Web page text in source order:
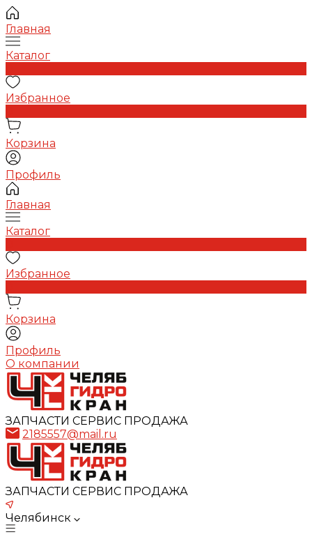
Главная
Каталог
Избранное
Корзина
Профиль
Главная
Каталог
Избранное
Корзина
Профиль
О компании
ЗАПЧАСТИ СЕРВИС ПРОДАЖА
2185557@mail.ru
ЗАПЧАСТИ СЕРВИС ПРОДАЖА
Челябинск